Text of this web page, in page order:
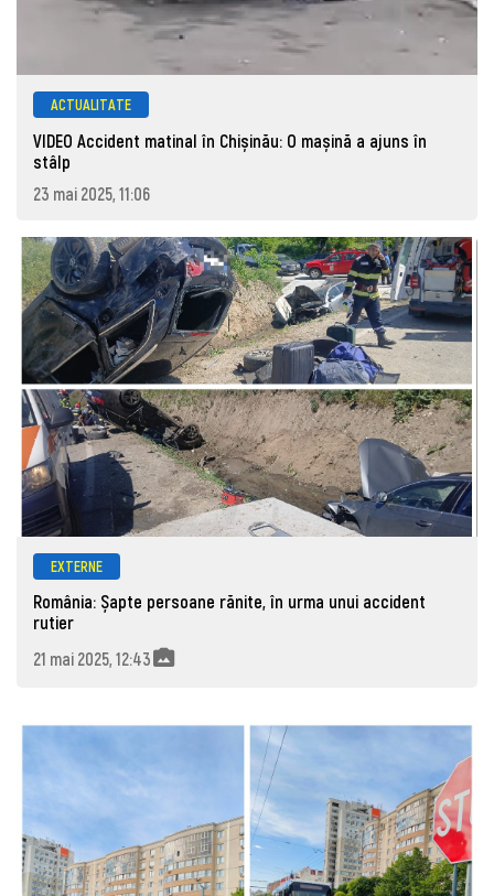
ACTUALITATE
VIDEO Accident matinal în Chișinău: O mașină a ajuns în
stâlp
23 mai 2025, 11:06
EXTERNE
România: Șapte persoane rănite, în urma unui accident
rutier
21 mai 2025, 12:43